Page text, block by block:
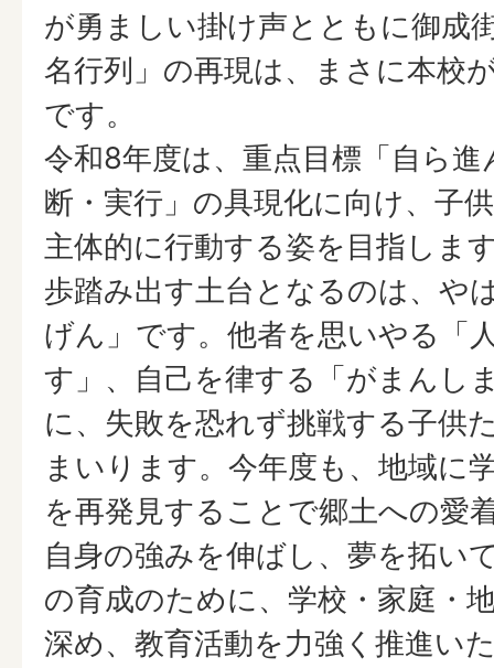
が勇ましい掛け声とともに御成
名行列」の再現は、まさに本校
です。
令和8年度は、重点目標「自ら
断・実行」の具現化に向け、子
主体的に行動する姿を目指しま
歩踏み出す土台となるのは、や
げん」です。他者を思いやる「
す」、自己を律する「がまんし
に、失敗を恐れず挑戦する子供
まいります。今年度も、地域に
を再発見することで郷土への愛
自身の強みを伸ばし、夢を拓い
の育成のために、学校・家庭・
深め、教育活動を力強く推進い